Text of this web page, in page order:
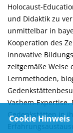
Holocaust-
und Didaktik zu
unmittelbar in
Kooperation des
innovative
zeitgemäße
Lernmethoden,
Vashem-
Gedenkstätten in
Cookie Hinweis